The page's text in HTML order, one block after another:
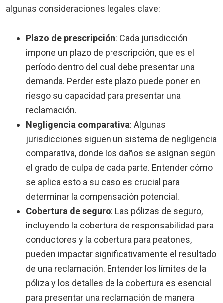
algunas consideraciones legales clave:
Plazo de prescripción: Cada jurisdicción
impone un plazo de prescripción, que es el
período dentro del cual debe presentar una
demanda. Perder este plazo puede poner en
riesgo su capacidad para presentar una
reclamación.
Negligencia comparativa: Algunas
jurisdicciones siguen un sistema de negligencia
comparativa, donde los daños se asignan según
el grado de culpa de cada parte. Entender cómo
se aplica esto a su caso es crucial para
determinar la compensación potencial.
Cobertura de seguro: Las pólizas de seguro,
incluyendo la cobertura de responsabilidad para
conductores y la cobertura para peatones,
pueden impactar significativamente el resultado
de una reclamación. Entender los límites de la
póliza y los detalles de la cobertura es esencial
para presentar una reclamación de manera